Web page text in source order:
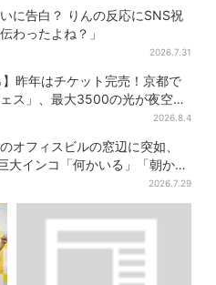
があのスイーツに変身…6年ぶ
り復活シェイクも
に告白？ りんの反応にSNS祝
わったよね？」
2026.7.31
】昨年はチケット完売！京都で
ェス」、最大3500の光が夜空
2026.8.4
オフィスビルの窓辺に突如、
インコ「何かいる」「朝から
2026.7.29